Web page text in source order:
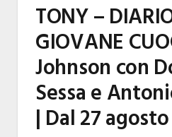
TONY –
GIOVANE
Johnson con
Sessa e
| Dal 27